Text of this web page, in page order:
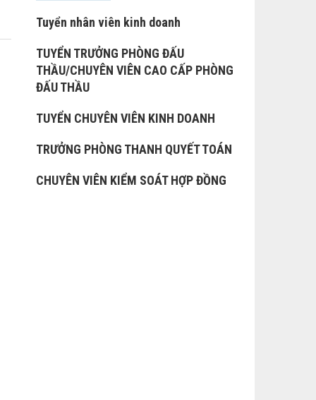
Tuyển nhân viên kinh doanh
TUYỂN TRƯỞNG PHÒNG ĐẤU
THẦU/CHUYÊN VIÊN CAO CẤP PHÒNG
ĐẤU THẦU
TUYỂN CHUYÊN VIÊN KINH DOANH
TRƯỞNG PHÒNG THANH QUYẾT TOÁN
CHUYÊN VIÊN KIỂM SOÁT HỢP ĐỒNG